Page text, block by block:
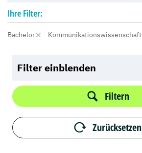
Ihre Filter:
Bachelor Kommunikationswissenschaft
Filter einblenden
Filtern
Zurücksetzen